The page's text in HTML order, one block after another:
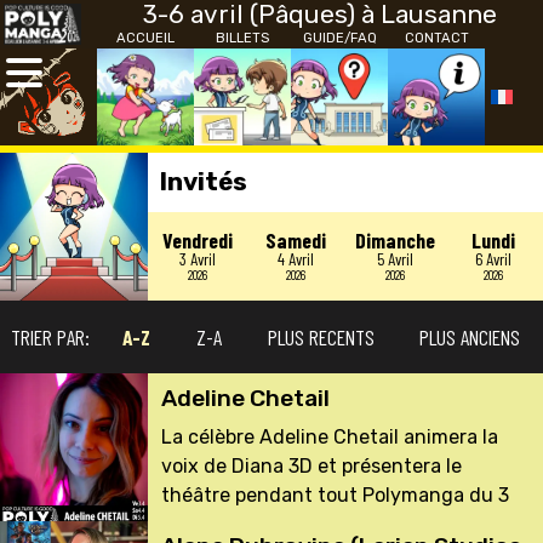
3-6 avril (Pâques) à Lausanne
ACCUEIL BILLETS GUIDE/FAQ CONTACT
Invités
Vendredi
3 Avril
2026
Samedi
4 Avril
2026
Dimanche
5 Avril
2026
Lundi
6 Avril
2026
TRIER PAR: A-Z Z-A PLUS RECENTS PLUS ANCIENS
Adeline Chetail
La célèbre Adeline Chetail animera la
voix de Diana 3D et présentera le
théâtre pendant tout Polymanga du 3